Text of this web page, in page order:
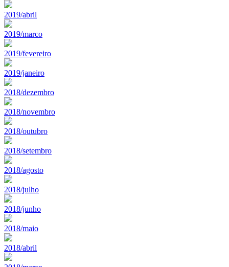
2019/abril
2019/marco
2019/fevereiro
2019/janeiro
2018/dezembro
2018/novembro
2018/outubro
2018/setembro
2018/agosto
2018/julho
2018/junho
2018/maio
2018/abril